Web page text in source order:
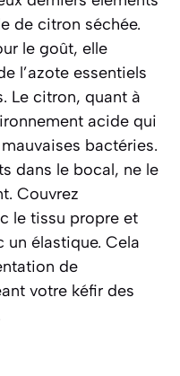
de citron séchée.
le goût, elle
l’azote essentiels
Le citron, quant à
acide qui
bactéries.
dans le bocal, ne le
Couvrez
le tissu propre et
un élastique. Cela
de
votre kéfir des